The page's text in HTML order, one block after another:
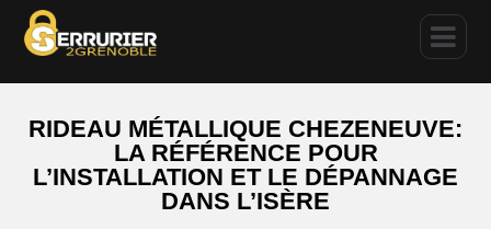
RIDEAU MÉTALLIQUE CHEZENEUVE:
LA RÉFÉRENCE POUR
L’INSTALLATION ET LE DÉPANNAGE
DANS L’ISÈRE